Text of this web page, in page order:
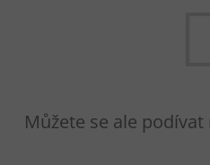
Můžete se ale